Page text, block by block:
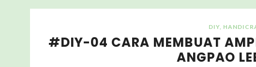
DIY,
#DIY-04 CARA MEMBUAT
ANGPAO